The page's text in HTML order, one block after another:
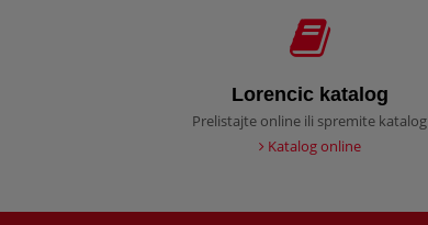
Lorencic katalog
Prelistajte online ili spremite katalog
Katalog online